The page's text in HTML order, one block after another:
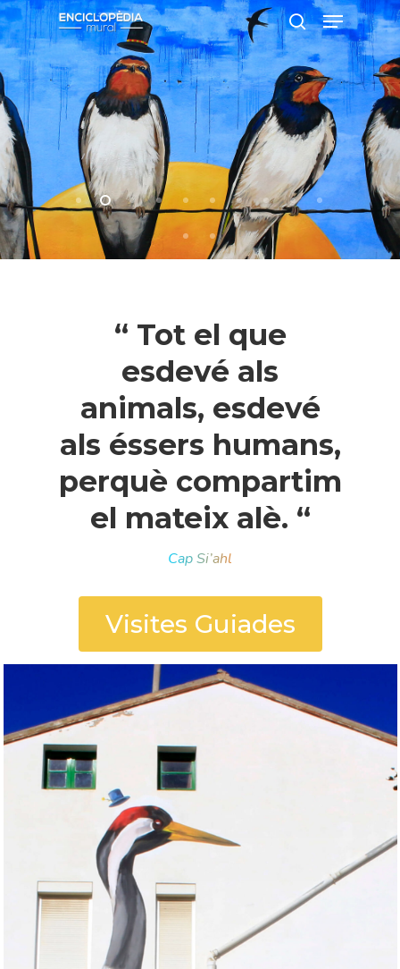
Pressiona intró per a cercar o ESC per
a tancar
“ Tot el que
esdevé als
animals, esdevé
als éssers humans,
perquè compartim
el mateix alè. “
Cap Si’ahl
Visites Guiades